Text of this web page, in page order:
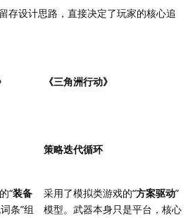
存设计思路，直接决定了玩家的核心追
《三角洲行动》
策略迭代循环
“装备
条”组
采用了模拟类游戏的“方案驱动”
模型。武器本身只是平台，核心